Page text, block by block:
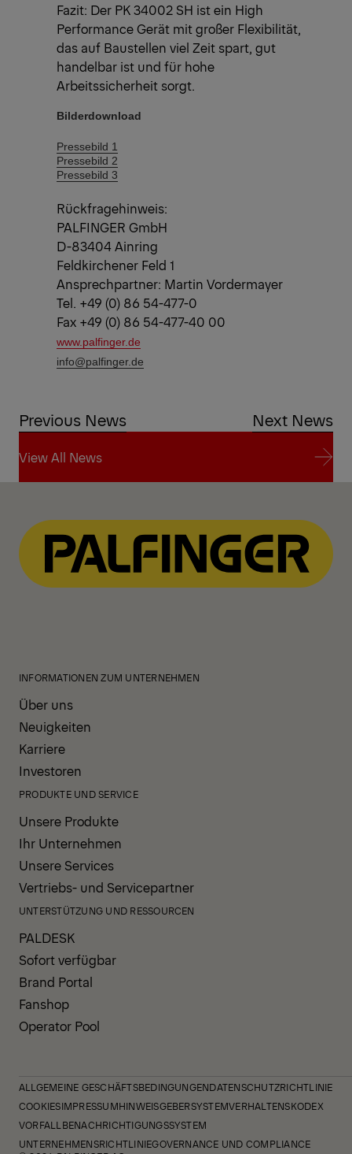
Fazit: Der PK 34002 SH ist ein High
Performance Gerät mit großer Flexibilität,
das auf Baustellen viel Zeit spart, gut
handelbar ist und für hohe
Arbeitssicherheit sorgt.
Bilderdownload
Pressebild 1
Pressebild 2
Pressebild 3
Rückfragehinweis:
PALFINGER GmbH
D-83404 Ainring
Feldkirchener Feld 1
Ansprechpartner: Martin Vordermayer
Tel. +49 (0) 86 54-477-0
Fax +49 (0) 86 54-477-40 00
www.palfinger.de
info@palfinger.de
Previous News Next News
View All News
INFORMATIONEN ZUM UNTERNEHMEN
Über uns
Neuigkeiten
Karriere
Investoren
PRODUKTE UND SERVICE
Unsere Produkte
Ihr Unternehmen
Unsere Services
Vertriebs- und Servicepartner
UNTERSTÜTZUNG UND RESSOURCEN
PALDESK
Sofort verfügbar
Brand Portal
Fanshop
Operator Pool
ALLGEMEINE GESCHÄFTSBEDINGUNGENDATENSCHUTZRICHTLINIE
COOKIESIMPRESSUMHINWEISGEBERSYSTEMVERHALTENSKODEX
VORFALLBENACHRICHTIGUNGSSYSTEM
UNTERNEHMENSRICHTLINIEGOVERNANCE UND COMPLIANCE